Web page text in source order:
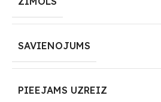
SAVIENOJUMS
PIEEJAMS UZREIZ